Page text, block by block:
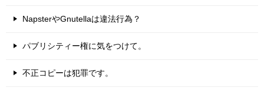
NapsterやGnutellaは違法行為？
パブリシティー権に気をつけて。
不正コピーは犯罪です。